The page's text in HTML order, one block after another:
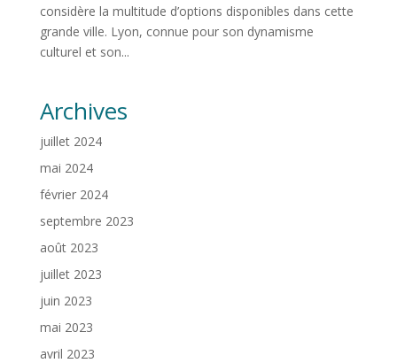
considère la multitude d’options disponibles dans cette
grande ville. Lyon, connue pour son dynamisme
culturel et son...
Archives
juillet 2024
mai 2024
février 2024
septembre 2023
août 2023
juillet 2023
juin 2023
mai 2023
avril 2023